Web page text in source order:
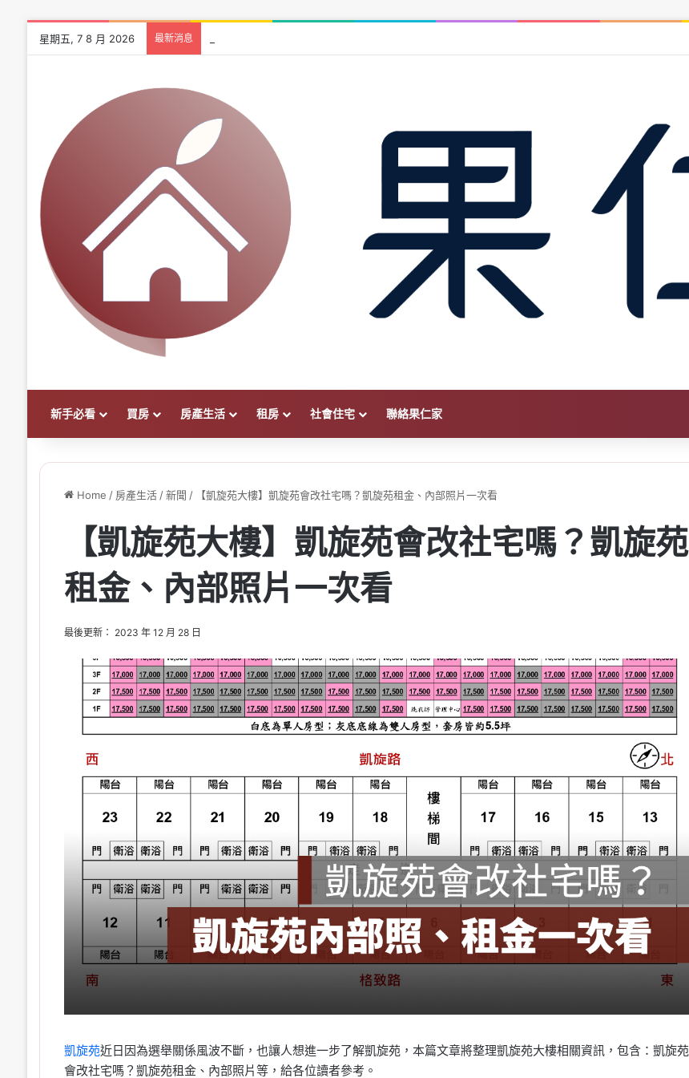
星期五, 7 8 月 2026 最新消息
新手必看 買房 房產生活 租房 社會住宅 聯絡果仁家
Home / 房產生活 / 新聞 / 【凱旋苑大樓】凱旋苑會改社宅嗎？凱旋苑租金、內部照片一次看
【凱旋苑大樓】凱旋苑會改社宅嗎？凱旋苑
租金、內部照片一次看
最後更新： 2023 年 12 月 28 日
凱旋苑近日因為選舉關係風波不斷，也讓人想進一步了解凱旋苑，本篇文章將整理凱旋苑大樓相關資訊，包含：凱旋苑
會改社宅嗎？凱旋苑租金、內部照片等，給各位讀者參考。